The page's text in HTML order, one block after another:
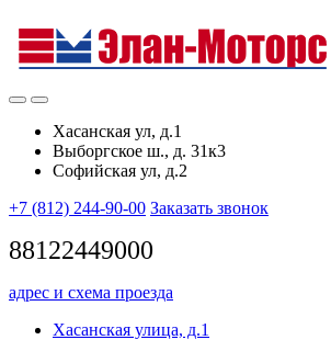
Хасанская ул, д.1
Выборгское ш., д. 31к3
Софийская ул, д.2
+7 (812) 244-90-00 Заказать звонок
88122449000
адрес и схема проезда
Хасанская улица, д.1